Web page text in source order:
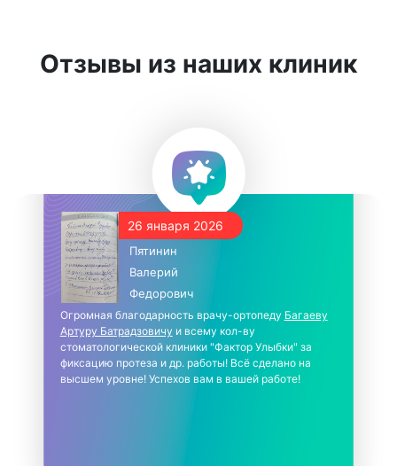
Отзывы из наших клиник
26 января 2026
Пятинин
Валерий
Федорович
Огромная благодарность врачу-ортопеду Багаеву
Артуру Батрадзовичу и всему кол-ву
стоматологической клиники "Фактор Улыбки" за
фиксацию протеза и др. работы! Всё сделано на
высшем уровне! Успехов вам в вашей работе!